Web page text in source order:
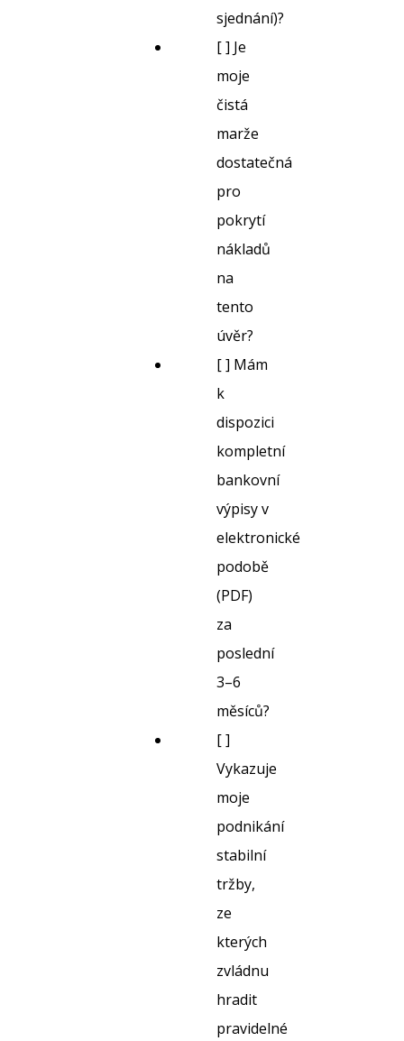
sjednání)?
[ ] Je
moje
čistá
marže
dostatečná
pro
pokrytí
nákladů
na
tento
úvěr?
[ ] Mám
k
dispozici
kompletní
bankovní
výpisy v
elektronické
podobě
(PDF)
za
poslední
3–6
měsíců?
[ ]
Vykazuje
moje
podnikání
stabilní
tržby,
ze
kterých
zvládnu
hradit
pravidelné